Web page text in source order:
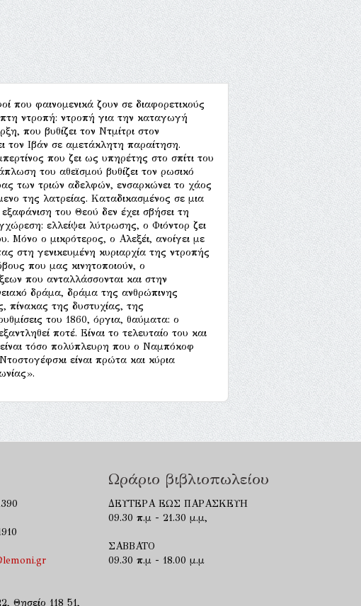
φαινομενικά ζουν σε διαφορετικούς
ντροπή: ντροπή για την καταγωγή
που βυθίζει τον Ντμίτρι στον
τον Ιβάν σε αμετάκλητη παραίτηση.
που ζει ως υπηρέτης στο σπίτι του
του αθεϊσμού βυθίζει τον ρωσικό
των τριών αδελφών, ενσαρκώνει το χάος
της λατρείας. Καταδικασμένος σε μια
του Θεού δεν έχει σβήσει τη
ελλείψει λύτρωσης, ο Φιόντορ ζει
Μόνο ο μικρότερος, ο Αλεξέι, ανοίγει με
στη γενικευμένη κυριαρχία της ντροπής
που μας κινητοποιούν, ο
που ανταλλάσσονται και στην
δράμα, δράμα της ανθρώπινης
πίνακας της δυστυχίας, της
του 1860, όργια, θαύματα: ο
ποτέ. Eίναι το τελευταίο του και
τόσο πολύπλευρη που ο Ναμπόκοφ
είναι πρώτα και κύρια
Θησείο 118 51,
Ωράριο βιβλιοπωλείου
ΔΕΥΤΕΡΑ ΕΩΣ ΠΑΡΑΣΚΕΥΗ
09.30 π.μ - 21.30 μ.μ,
ΣΑΒΒΑΤΟ
09.30 π.μ - 18.00 μ.μ